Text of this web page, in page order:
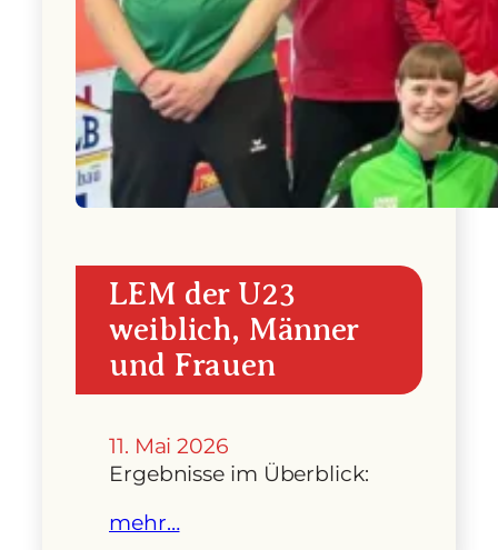
LEM der U23
weiblich, Männer
und Frauen
11. Mai 2026
Ergebnisse im Überblick:
mehr…